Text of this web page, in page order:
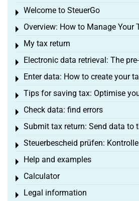
Welcome to SteuerGo
Toggle menu
Overview: How to Manage Your
Toggle menu
My tax return
Toggle menu
Electronic data retrieval: The
Toggle menu
Enter data: How to create your
Toggle menu
Tips for saving tax: Optimise
Toggle menu
Check data: find errors
Toggle menu
Submit tax return: Send data to
Toggle menu
Steuerbescheid prüfen:
Toggle menu
Help and examples
Toggle menu
Calculator
Toggle menu
Legal information
Toggle menu